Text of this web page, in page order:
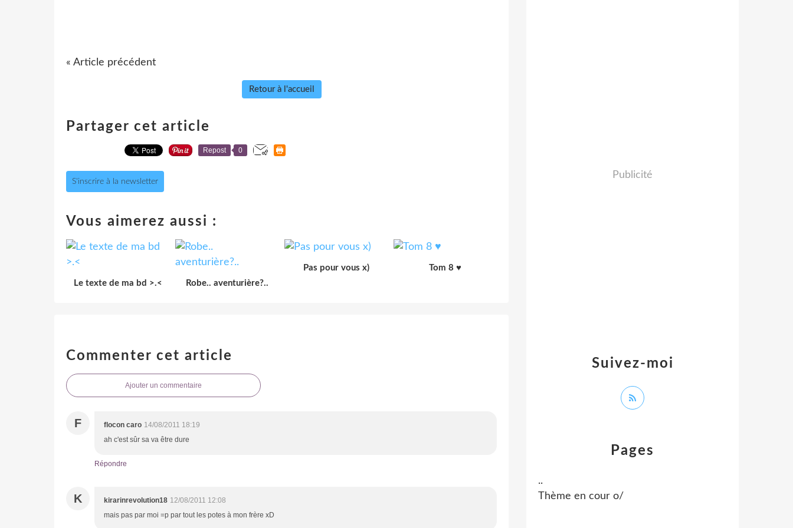
« Article précédent
Retour à l'accueil
Partager cet article
Repost 0
S'inscrire à la newsletter
Vous aimerez aussi :
Le texte de ma bd >.< Robe.. aventurière?..
Pas pour vous x) Tom 8 ♥
Commenter cet article
Ajouter un commentaire
F flocon caro 14/08/2011 18:19
ah c'est sûr sa va être dure
Répondre
K kirarinrevolution18 12/08/2011 12:08
mais pas par moi =p par tout les potes à mon frère xD
Pages
..
Thème en cour o/
Suivez-moi
Publicité